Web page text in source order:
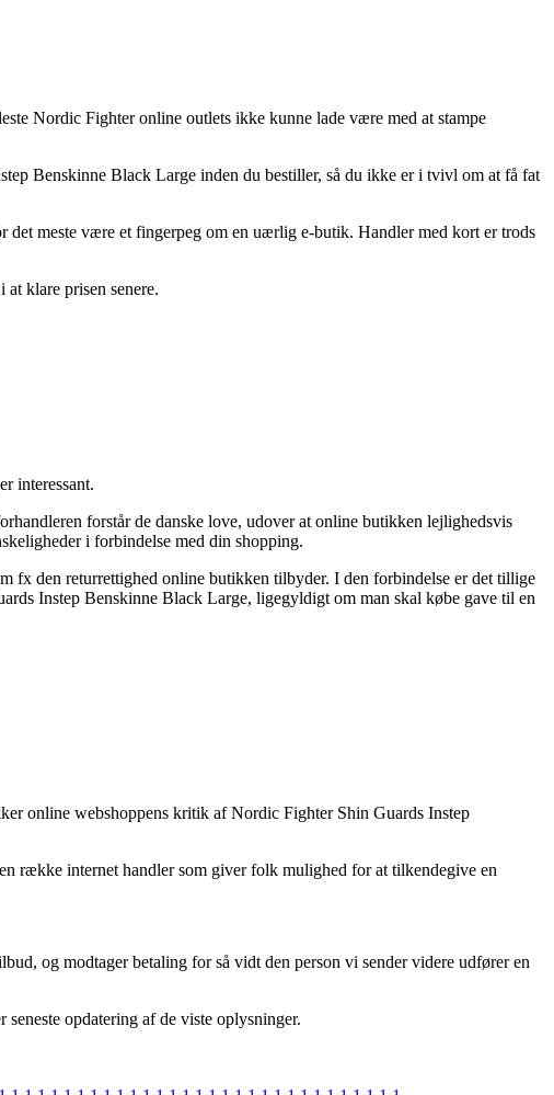
Nordic Fighter online outlets ikke kunne lade være med at stampe
Benskinne Black Large inden du bestiller, så du ikke er i tvivl om at få fat
det meste være et fingerpeg om en uærlig e-butik. Handler med kort er trods
klare prisen senere.
interessant.
forstår de danske love, udover at online butikken lejlighedsvis
i forbindelse med din shopping.
fx den returrettighed online butikken tilbyder. I den forbindelse er det tillige
Instep Benskinne Black Large, ligegyldigt om man skal købe gave til en
online webshoppens kritik af Nordic Fighter Shin Guards Instep
række internet handler som giver folk mulighed for at tilkendegive en
og modtager betaling for så vidt den person vi sender videre udfører en
opdatering af de viste oplysninger.